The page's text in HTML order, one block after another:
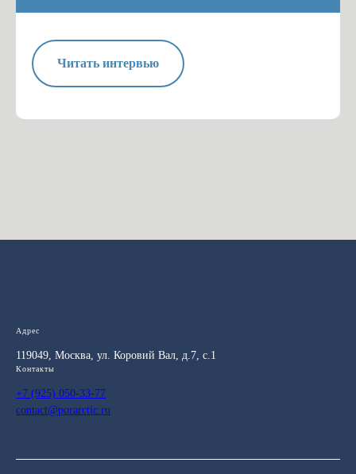
Читать интервью
Адрес
119049, Москва, ул. Коровий Вал, д.7, с.1
Контакты
+7 (925) 050-33-77
contact@porarctic.ru